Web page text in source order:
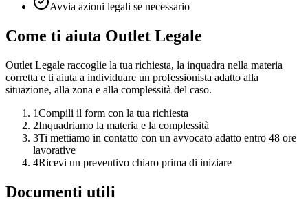
Avvia azioni legali se necessario
Come ti aiuta Outlet Legale
Outlet Legale raccoglie la tua richiesta, la inquadra nella materia
corretta e ti aiuta a individuare un professionista adatto alla
situazione, alla zona e alla complessità del caso.
1Compili il form con la tua richiesta
2Inquadriamo la materia e la complessità
3Ti mettiamo in contatto con un avvocato adatto entro 48 ore
lavorative
4Ricevi un preventivo chiaro prima di iniziare
Documenti utili